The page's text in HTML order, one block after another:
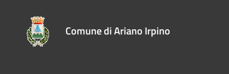
Comune di Ariano Irpino